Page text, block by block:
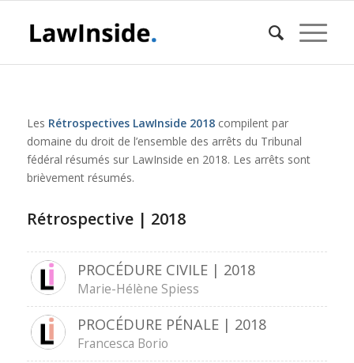
Les Rétrospectives LawInside 2018 compilent par
domaine du droit de l’ensemble des arrêts du Tribunal
fédéral résumés sur LawInside en 2018. Les arrêts sont
brièvement résumés.
Rétrospective | 2018
PROCÉDURE CIVILE | 2018
Marie-Hélène Spiess
PROCÉDURE PÉNALE | 2018
Francesca Borio